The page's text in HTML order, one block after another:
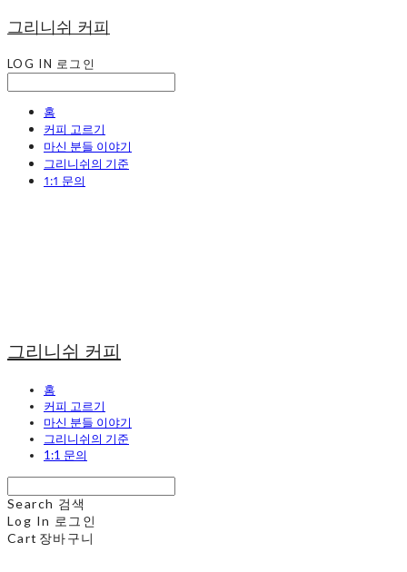
그리니쉬 커피
LOG IN 로그인
홈
커피 고르기
마신 분들 이야기
그리니쉬의 기준
1:1 문의
그리니쉬 커피
홈
커피 고르기
마신 분들 이야기
그리니쉬의 기준
1:1 문의
Search 검색
Log In 로그인
Cart 장바구니